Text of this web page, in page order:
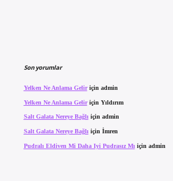
Son yorumlar
Yelken Ne Anlama Geliriçin admin
Yelken Ne Anlama Geliriçin Yıldırım
Salt Galata Nereye Bağlıiçin admin
Salt Galata Nereye Bağlı için İmren
Pudralı Eldiven Mi Daha Iyi Pudrasız Mı için admin